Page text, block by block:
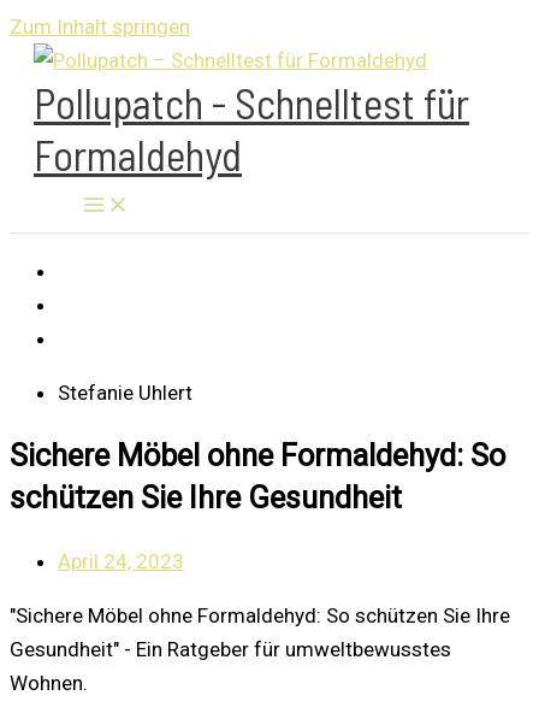
Zum Inhalt springen
Pollupatch - Schnelltest für
Formaldehyd
Stefanie Uhlert
Sichere Möbel ohne Formaldehyd: So
schützen Sie Ihre Gesundheit
April 24, 2023
"Sichere Möbel ohne Formaldehyd: So schützen Sie Ihre
Gesundheit" - Ein Ratgeber für umweltbewusstes
Wohnen.